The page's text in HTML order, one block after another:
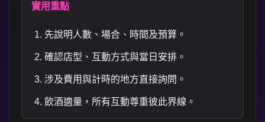
實用重點
先說明人數、場合、時間及預算。
確認店型、互動方式與當日安排。
涉及費用與計時的地方直接詢問。
飲酒適量，所有互動尊重彼此界線。